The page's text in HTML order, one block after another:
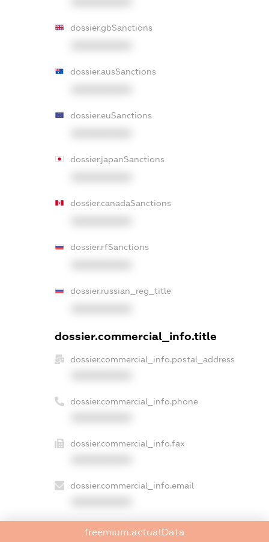
dossier.gbSanctions
dossier.ausSanctions
dossier.euSanctions
dossier.japanSanctions
dossier.canadaSanctions
dossier.rfSanctions
dossier.russian_reg_title
dossier.commercial_info.title
dossier.commercial_info.postal_address
dossier.commercial_info.phone
dossier.commercial_info.fax
dossier.commercial_info.email
dossier.commercial_info.website
freemium.actualData